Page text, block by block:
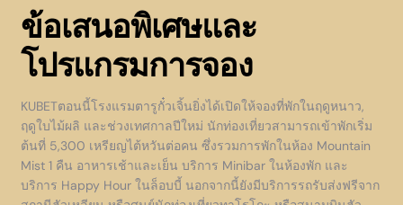
ข้อเสนอพิเศษและ
โปรแกรมการจอง
KUBETตอนนี้โรงแรมตารูกั๋วเจิ้นยิ่งได้เปิดให้จองที่พักในฤดูหนาว,
ฤดูใบไม้ผลิ และช่วงเทศกาลปีใหม่ นักท่องเที่ยวสามารถเข้าพักเริ่ม
ต้นที่ 5,300 เหรียญไต้หวันต่อคน ซึ่งรวมการพักในห้อง Mountain
Mist 1 คืน อาหารเช้าและเย็น บริการ Minibar ในห้องพัก และ
บริการ Happy Hour ในล็อบบี้ นอกจากนี้ยังมีบริการรถรับส่งฟรีจาก